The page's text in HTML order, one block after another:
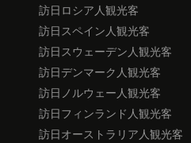
訪日ロシア人観光客
訪日スペイン人観光客
訪日スウェーデン人観光客
訪日デンマーク人観光客
訪日ノルウェー人観光客
訪日フィンランド人観光客
訪日オーストラリア人観光客